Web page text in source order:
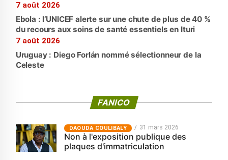
7 août 2026
Ebola : l’UNICEF alerte sur une chute de plus de 40 %
du recours aux soins de santé essentiels en Ituri
7 août 2026
Uruguay : Diego Forlán nommé sélectionneur de la
Celeste
FANICO
‎DAOUDA COULIBALY 31 mars 2026
Non à l'exposition publique des
plaques d'immatriculation